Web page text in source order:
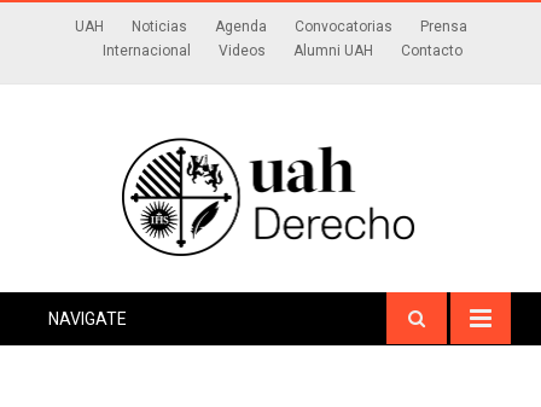
UAH Noticias Agenda Convocatorias
Prensa
Internacional
Videos Alumni UAH Contacto
NAVIGATE